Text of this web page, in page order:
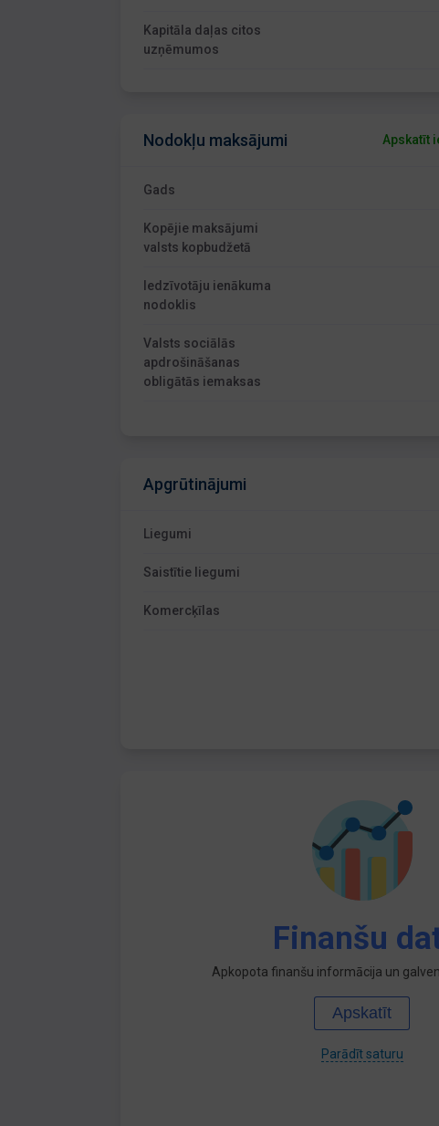
Kapitāla daļas citos
uzņēmumos
Nodokļu maksājumi Apskatīt
Gads
Kopējie maksājumi
valsts kopbudžetā
Iedzīvotāju ienākuma
nodoklis
Valsts sociālās
apdrošināšanas
obligātās iemaksas
Apgrūtinājumi
Liegumi
Saistītie liegumi
Komercķīlas
Finanšu
Apkopota finanšu informācija un
Apskatīt
Parādīt saturu